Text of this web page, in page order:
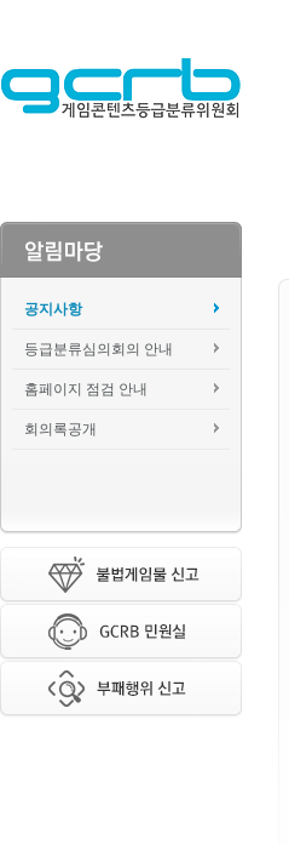
공지사항
등급분류심의회의 안내
홈페이지 점검 안내
회의록공개